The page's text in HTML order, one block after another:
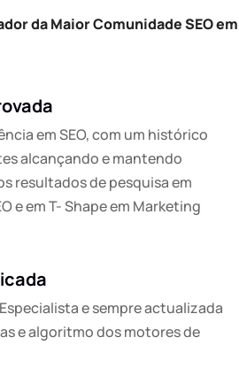
da Maior Comunidade SEO em
em SEO, com um histórico
alcançando e mantendo
resultados de pesquisa em
e em T- Shape em Marketing
e sempre actualizada
e algoritmo dos motores de